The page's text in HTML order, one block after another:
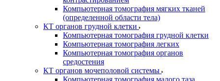
Компьютерная томография мягких тканей
(определенной области тела)
КТ органов грудной клетки
Компьютерная томография грудной клетки
Компьютерная томография легких
Компьютерная томография органов
средостения
КТ органов мочеполовой системы
Компьютерная томография малого таза